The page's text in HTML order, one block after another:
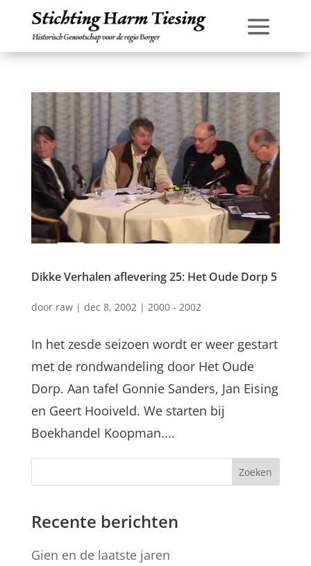
Dikke Verhalen aflevering 25: Het Oude Dorp 5
door raw| dec 8, 2002| 2000 - 2002
In het zesde seizoen wordt er weer gestart
met de rondwandeling door Het Oude
Dorp. Aan tafel Gonnie Sanders, Jan Eising
en Geert Hooiveld. We starten bij
Boekhandel Koopman....
Zoeken
Recente berichten
Gien en de laatste jaren